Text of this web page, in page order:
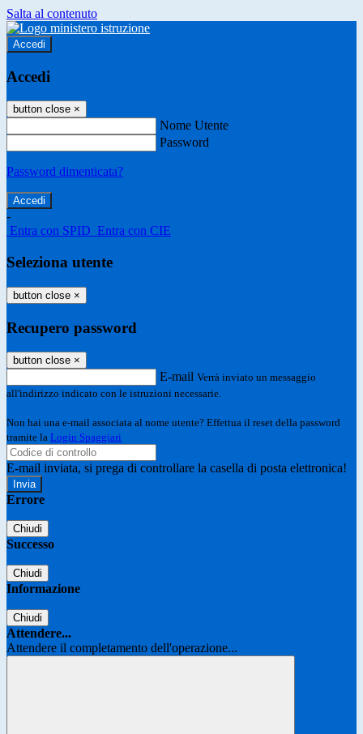
Salta al contenuto
Accedi
Accedi
button close ×
Nome Utente
Password
Password dimenticata?
-
Entra con SPID Entra con CIE
Seleziona utente
button close ×
Recupero password
button close ×
E-mail Verrà inviato un messaggio
all'indirizzo indicato con le istruzioni necessarie.
Non hai una e-mail associata al nome utente? Effettua il reset della password
tramite la Login Spaggiari
E-mail inviata, si prega di controllare la casella di posta elettronica!
Errore
Chiudi
Successo
Chiudi
Informazione
Chiudi
Attendere...
Attendere il completamento dell'operazione...